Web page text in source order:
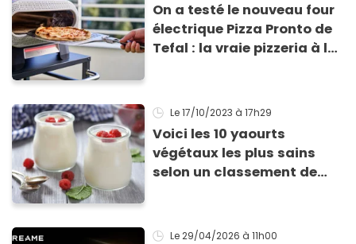
On a testé le nouveau four
électrique Pizza Pronto de
Tefal : la vraie pizzeria à la
Le 17/10/2023 à 17h29
Voici les 10 yaourts
végétaux les plus sains
selon un classement de
Le 29/04/2026 à 11h00